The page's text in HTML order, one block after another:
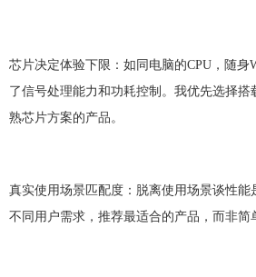
芯片决定体验下限：如同电脑的CPU，随身
了信号处理能力和功耗控制。我优先选择搭
熟芯片方案的产品。
真实使用场景匹配度：脱离使用场景谈性能
不同用户需求，推荐最适合的产品，而非简